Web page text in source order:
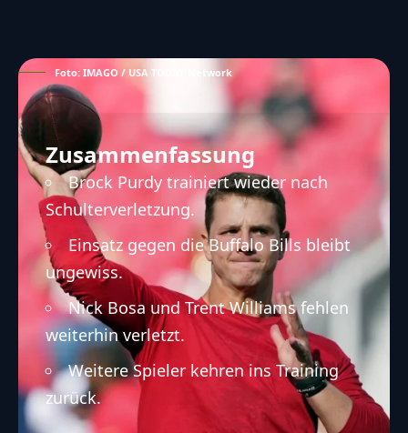
Foto: IMAGO / USA TODAY Network
Zusammenfassung
Brock Purdy trainiert wieder nach
Schulterverletzung.
Einsatz gegen die Buffalo Bills bleibt
ungewiss.
Nick Bosa und Trent Williams fehlen
weiterhin verletzt.
Weitere Spieler kehren ins Training
zurück.